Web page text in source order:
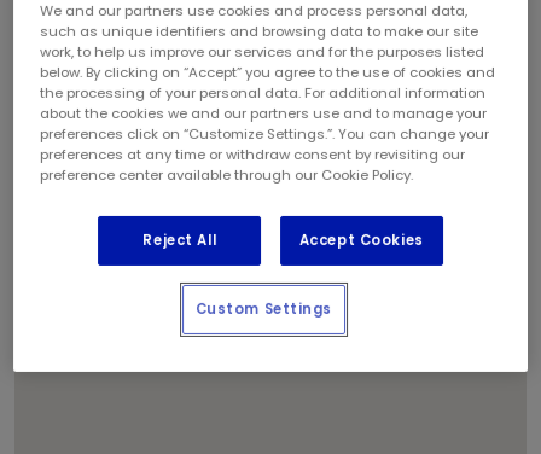
1
We and our partners use cookies and process personal data,
such as unique identifiers and browsing data to make our site
work, to help us improve our services and for the purposes listed
below. By clicking on “Accept” you agree to the use of cookies and
the processing of your personal data. For additional information
about the cookies we and our partners use and to manage your
preferences click on “Customize Settings.”. You can change your
preferences at any time or withdraw consent by revisiting our
preference center available through our Cookie Policy.
Reject All Accept Cookies
Custom Settings